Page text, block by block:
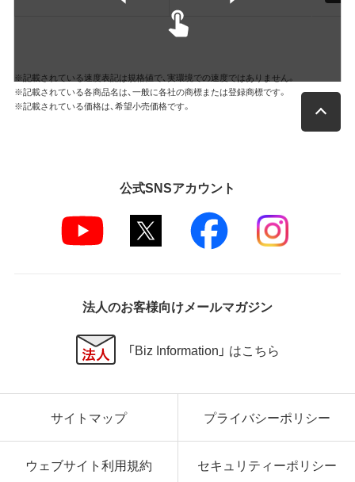
※記載されている速度表記は規格値で、実環境での速度ではありません。
※記載されている各商品名は、一般に各社の商標または登録商標です。
※記載されている価格は、希望小売価格です。
公式SNSアカウント
法人のお客様向けメールマガジン
「Biz Information」 はこちら
サイトマップ プライバシーポリシー
ウェブサイト利用規約 セキュリティーポリシー